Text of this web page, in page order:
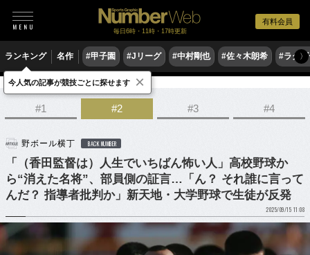
有料会員
毎日6時・11時・17時更新
ランキング 名作 #甲子園 #Jリーグ #中村剛也 #佐々木朗希 #ラグ〉
野球 高校野球
#1 #2 #3 #4
野ボール横丁 BACK NUMBER
「（香田監督は）人生でいちばん怖い人」高校野球か
ら“消えた名将”、部員側の証言…「ん？ それ誰に言って
んだ？ 指導者批判か」新天地・大学野球で生徒が反発
2025/09/15 11:08
今人気の記事が競技ごとに探せます ×